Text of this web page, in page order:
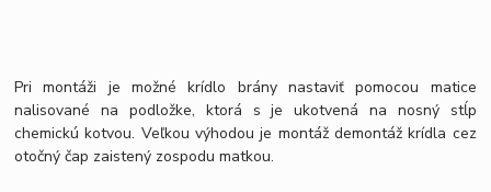
Pri montáži je možné krídlo brány nastaviť pomocou matice
nalisované na podložke, ktorá s je ukotvená na nosný stĺp
chemickú kotvou. Veľkou výhodou je montáž demontáž krídla cez
otočný čap zaistený zospodu matkou.